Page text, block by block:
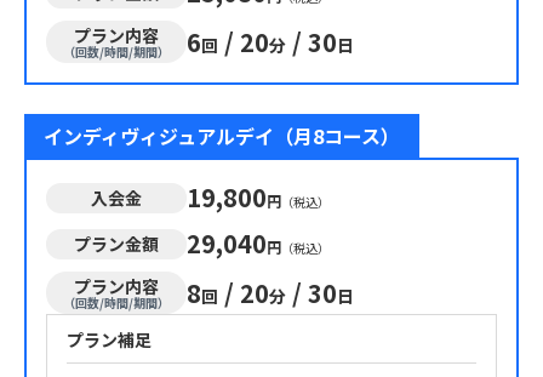
プラン内容
（回数/時間/期間） 6回 / 20分 / 30日
インディヴィジュアルデイ（月8コース）
入会金 19,800円 （税込）
プラン金額 29,040円 （税込）
プラン内容
（回数/時間/期間） 8回 / 20分 / 30日
プラン補足